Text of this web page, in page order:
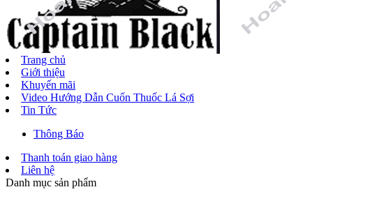
Trang chủ
Giới thiệu
Khuyến mãi
Video Hướng Dẫn Cuốn Thuốc Lá Sợi
Tin Tức
Thông Báo
Thanh toán giao hàng
Liên hệ
Danh mục sản phẩm